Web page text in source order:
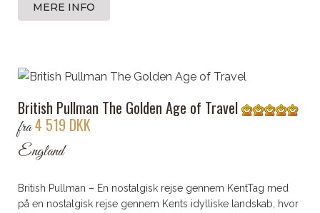
MERE INFO
British Pullman The Golden Age of Travel
fra4 519 DKK
England
British Pullman – En nostalgisk rejse gennem KentTag med
på en nostalgisk rejse gennem Kents idylliske landskab, hvor